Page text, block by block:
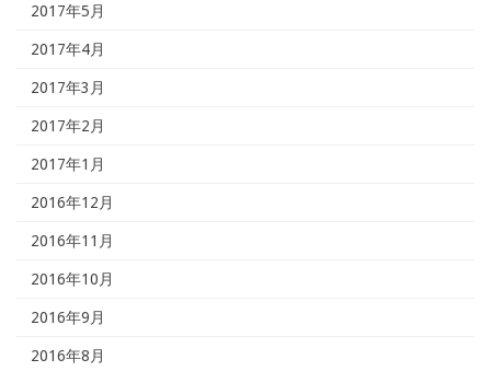
2017年5月
2017年4月
2017年3月
2017年2月
2017年1月
2016年12月
2016年11月
2016年10月
2016年9月
2016年8月